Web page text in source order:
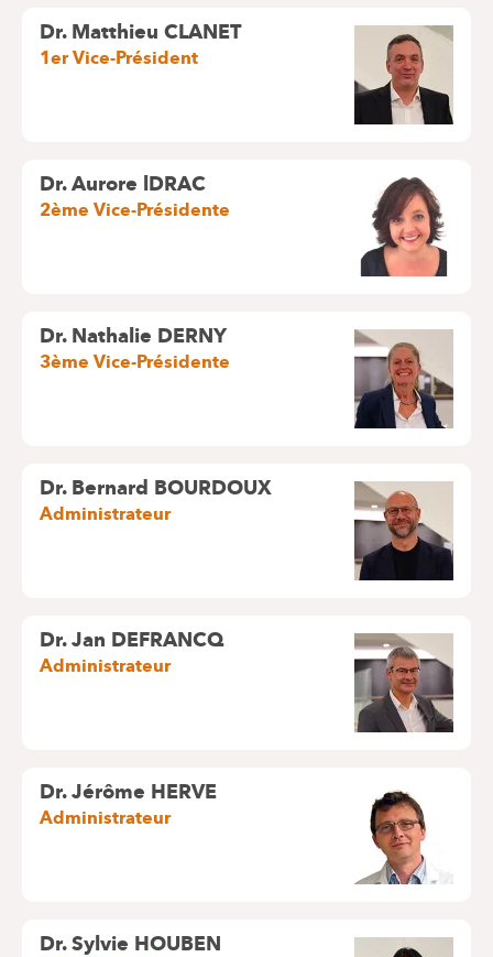
Dr. Matthieu CLANET
1er Vice-Président
Dr. Aurore lDRAC
2ème Vice-Présidente
Dr. Nathalie DERNY
3ème Vice-Présidente
Dr. Bernard BOURDOUX
Administrateur
Dr. Jan DEFRANCQ
Administrateur
Dr. Jérôme HERVE
Administrateur
Dr. Sylvie HOUBEN